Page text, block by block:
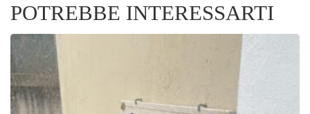
POTREBBE INTERESSARTI